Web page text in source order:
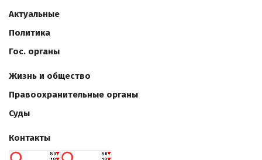
Актуальные
Политика
Гос. органы
Жизнь и общество
Правоохранительные органы
Суды
Контакты